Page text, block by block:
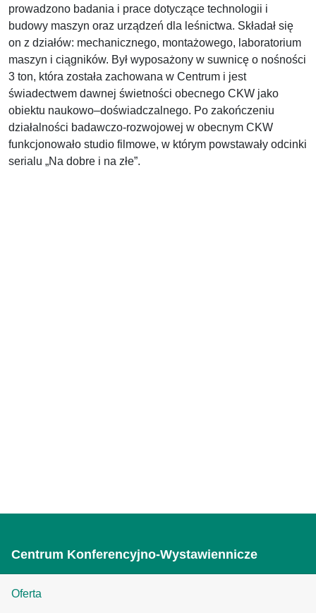
prowadzono badania i prace dotyczące technologii i
budowy maszyn oraz urządzeń dla leśnictwa. Składał się
on z działów: mechanicznego, montażowego, laboratorium
maszyn i ciągników. Był wyposażony w suwnicę o nośności
3 ton, która została zachowana w Centrum i jest
świadectwem dawnej świetności obecnego CKW jako
obiektu naukowo–doświadczalnego. Po zakończeniu
działalności badawczo-rozwojowej w obecnym CKW
funkcjonowało studio filmowe, w którym powstawały odcinki
serialu „Na dobre i na złe”.
Centrum Konferencyjno-Wystawiennicze
Oferta